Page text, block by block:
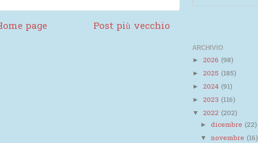
Post più vecchio
page
ARCHIVIO
► 2026 (98)
► 2025 (185)
► 2024 (91)
► 2023 (116)
▼ 2022 (202)
►dicembre(22)
▼novembre(16)